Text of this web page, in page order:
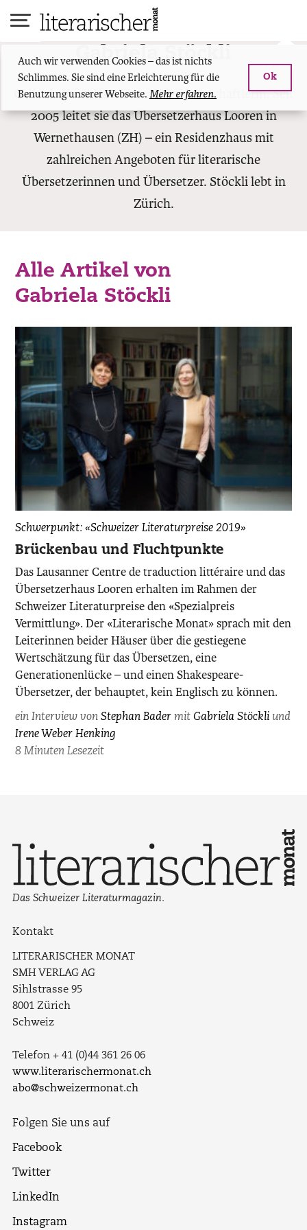
Auch wir verwenden Cookies – das ist nichts
Schlimmes. Sie sind eine Erleichterung für die
Benutzung unserer Webseite. Mehr erfahren.
Ok
Gabriela Stöckli
Gabriela Stöckli ist Literaturwissenschaftlerin. Seit
2005 leitet sie das Übersetzerhaus Looren in
Wernethausen (ZH) – ein Residenzhaus mit
zahlreichen Angeboten für literarische
Übersetzerinnen und Übersetzer. Stöckli lebt in
Zürich.
Alle Artikel von
Gabriela Stöckli
Irene
Weber
Henking
und
Gabriela
Stöckli,
fotografiert
von
Maurice
Haas.
Schwerpunkt: «Schweizer Literaturpreise 2019»
Brückenbau und Fluchtpunkte
Das Lausanner Centre de traduction littéraire und das
Übersetzerhaus Looren erhalten im Rahmen der
Schweizer Literaturpreise den «Spezialpreis
Vermittlung». Der «Literarische Monat» sprach mit den
Leiterinnen beider Häuser über die gestiegene
Wertschätzung für das Übersetzen, eine
Generationenlücke – und einen Shakespeare-
Übersetzer, der behauptet, kein Englisch zu können.
ein Interview vonStephan Bader mitGabriela Stöckli und
Irene Weber Henking
8 Minuten Lesezeit
Das Schweizer Literaturmagazin.
Kontakt
LITERARISCHER MONAT
SMH VERLAG AG
Sihlstrasse 95
8001 Zürich
Schweiz
Telefon + 41 (0)44 361 26 06
www.literarischermonat.ch
abo@schweizermonat.ch
Folgen Sie uns auf
Facebook
Twitter
LinkedIn
Instagram